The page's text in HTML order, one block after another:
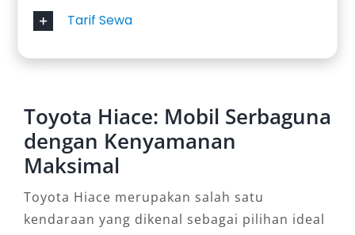
Tarif Sewa
Toyota Hiace: Mobil Serbaguna
dengan Kenyamanan
Maksimal
Toyota Hiace merupakan salah satu
kendaraan yang dikenal sebagai pilihan ideal